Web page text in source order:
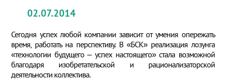
02.07.2014
Сегодня успех любой компании зависит от умения опережать
время, работать на перспективу. В «БСК» реализация лозунга
«технологии будущего – успех настоящего» стала возможной
благодаря изобретательской и рационализаторской
деятельности коллектива.